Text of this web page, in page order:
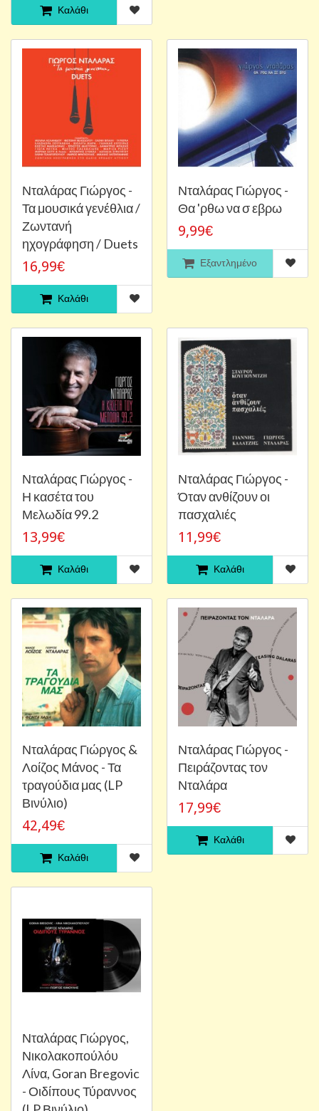
Καλάθι
Νταλάρας Γιώργος -
Τα μουσικά γενέθλια /
Ζωντανή
ηχογράφηση / Duets
16,99€
Καλάθι
Νταλάρας Γιώργος -
Θα 'ρθω να σ εβρω
9,99€
Εξαντλημένο
Νταλάρας Γιώργος -
Η κασέτα του
Μελωδία 99.2
13,99€
Καλάθι
Νταλάρας Γιώργος -
Όταν ανθίζουν οι
πασχαλιές
11,99€
Καλάθι
Νταλάρας Γιώργος &
Λοίζος Μάνος - Τα
τραγούδια μας (LP
Βινύλιο)
42,49€
Καλάθι
Νταλάρας Γιώργος -
Πειράζοντας τον
Νταλάρα
17,99€
Καλάθι
Νταλάρας Γιώργος,
Νικολακοπούλόυ
Λίνα, Goran Bregovic
- Οιδίπους Τύραννος